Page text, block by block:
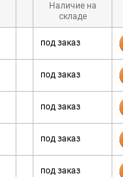
Наличие на
складе
под заказ
под заказ
под заказ
под заказ
под заказ